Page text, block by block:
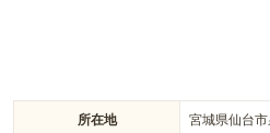
所在地 宮城県仙台